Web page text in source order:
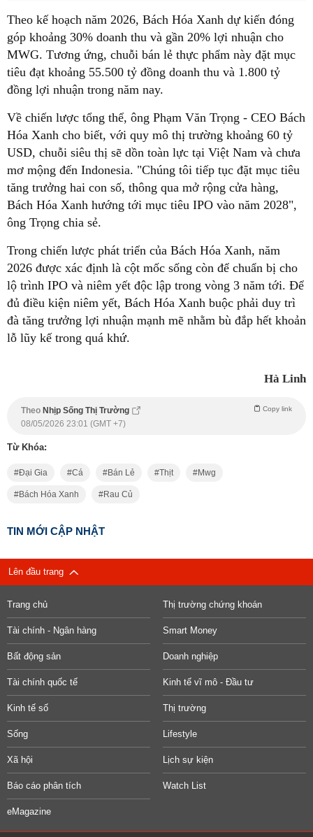
Theo kế hoạch năm 2026, Bách Hóa Xanh dự kiến đóng
góp khoảng 30% doanh thu và gần 20% lợi nhuận cho
MWG. Tương ứng, chuỗi bán lẻ thực phẩm này đặt mục
tiêu đạt khoảng 55.500 tỷ đồng doanh thu và 1.800 tỷ
đồng lợi nhuận trong năm nay.
Về chiến lược tổng thể, ông Phạm Văn Trọng - CEO Bách
Hóa Xanh cho biết, với quy mô thị trường khoảng 60 tỷ
USD, chuỗi siêu thị sẽ dồn toàn lực tại Việt Nam và chưa
mơ mộng đến Indonesia. "Chúng tôi tiếp tục đặt mục tiêu
tăng trưởng hai con số, thông qua mở rộng cửa hàng,
Bách Hóa Xanh hướng tới mục tiêu IPO vào năm 2028",
ông Trọng chia sẻ.
Trong chiến lược phát triển của Bách Hóa Xanh, năm
2026 được xác định là cột mốc sống còn để chuẩn bị cho
lộ trình IPO và niêm yết độc lập trong vòng 3 năm tới. Để
đủ điều kiện niêm yết, Bách Hóa Xanh buộc phải duy trì
đà tăng trưởng lợi nhuận mạnh mẽ nhằm bù đắp hết khoản
lỗ lũy kế trong quá khứ.
Hà Linh
Theo Nhịp Sống Thị Trường Copy link
08/05/2026 23:01 (GMT +7)
Từ Khóa:
Đại Gia Cá Bán Lẻ Thịt Mwg
Bách Hóa Xanh Rau Củ
TIN MỚI CẬP NHẬT
Lên đầu trang
Trang chủ Thị trường chứng khoán
Tài chính - Ngân hàng Smart Money
Bất động sản Doanh nghiệp
Tài chính quốc tế Kinh tế vĩ mô - Đầu tư
Kinh tế số Thị trường
Sống Lifestyle
Xã hội Lịch sự kiện
Báo cáo phân tích Watch List
eMagazine